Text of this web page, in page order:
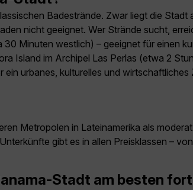
Badestrände. Zwar liegt die
nicht geeignet. Wer Strände sucht,
Minuten westlich) – geeignet für einen
Island im Archipel Las Perlas (etwa 2
urbanes, kulturelles und
Metropolen in Lateinamerika als
gibt es in allen Preisklassen –
Stadt am besten